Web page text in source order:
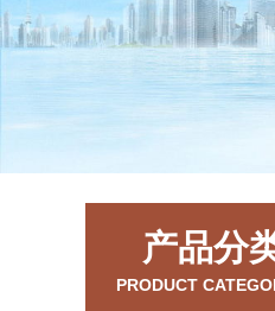
产品分
PRODUCT